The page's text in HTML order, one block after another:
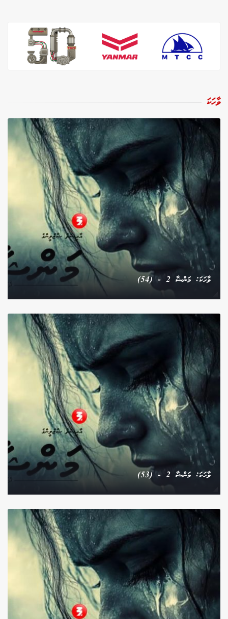
ވާހަކަ
ވާހަކަ: މަންޝާ 2 - (54)
ވާހަކަ: މަންޝާ 2 - (53)